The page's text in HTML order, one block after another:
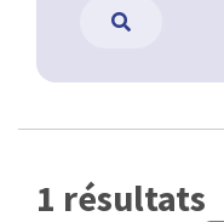
1 résultats